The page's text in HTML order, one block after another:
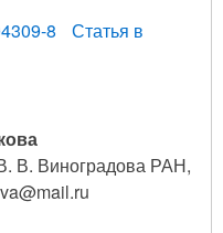
8
Статья в
В. Виноградова РАН,